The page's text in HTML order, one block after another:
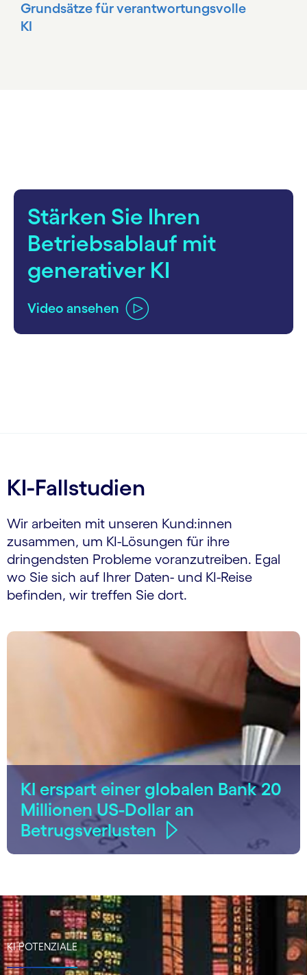
Grundsätze für verantwortungsvolle
KI
Stärken Sie Ihren
Betriebsablauf mit
generativer KI
Video ansehen
KI-Fallstudien
Wir arbeiten mit unseren Kund:innen
zusammen, um KI-Lösungen für ihre
dringendsten Probleme voranzutreiben. Egal
wo Sie sich auf Ihrer Daten- und KI-Reise
befinden, wir treffen Sie dort.
KI erspart einer globalen Bank 20
Millionen US-Dollar an
Betrugsverlusten
KI POTENZIALE